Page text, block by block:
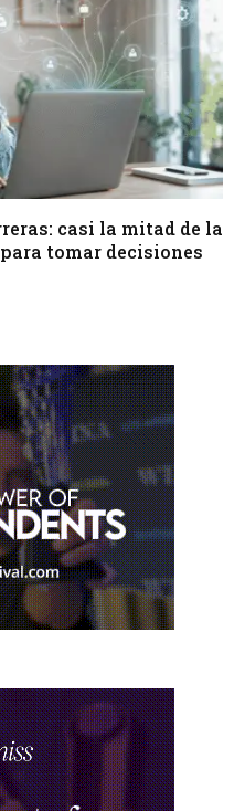
casi la mitad de la
tomar decisiones